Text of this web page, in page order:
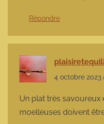
Répondre
4 octobre 2023
Un plat très savoureux
moelleuses doivent